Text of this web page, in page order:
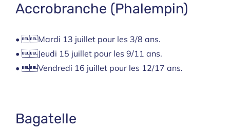
Accrobranche (Phalempin)
• Mardi 13 juillet pour les 3/8 ans.
• Jeudi 15 juillet pour les 9/11 ans.
• Vendredi 16 juillet pour les 12/17 ans.
Bagatelle